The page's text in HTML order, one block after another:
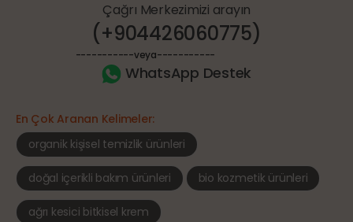
Çağrı Merkezimizi arayın
(+904426060775)
-----------veya-----------
WhatsApp Destek
En Çok Aranan Kelimeler:
organik kişisel temizlik ürünleri
doğal içerikli bakım ürünleri bio kozmetik ürünleri
ağrı kesici bitkisel krem